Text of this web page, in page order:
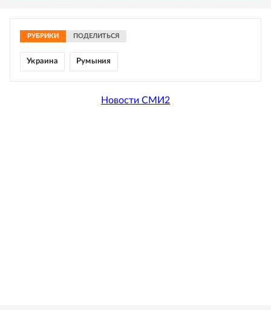
РУБРИКИ ПОДЕЛИТЬСЯ
Украина Румыния
Новости СМИ2